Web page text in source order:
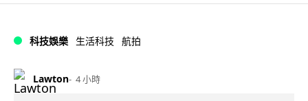
科技娛樂 生活科技 航拍
Lawton 4 小時